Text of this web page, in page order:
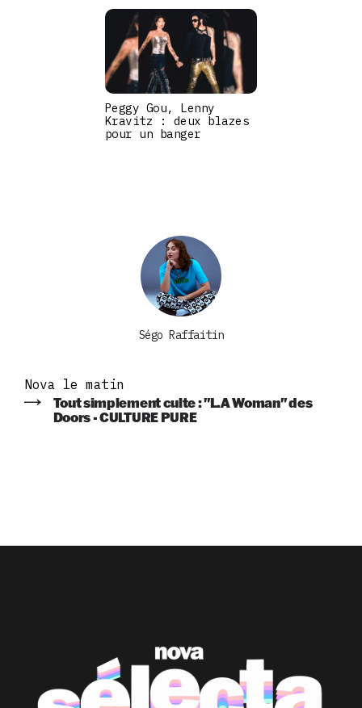
Peggy Gou, Lenny
Kravitz : deux blazes
pour un banger
Ségo Raffaitin
Nova le matin
Tout simplement culte : "L.A Woman" des
Doors - CULTURE PURE